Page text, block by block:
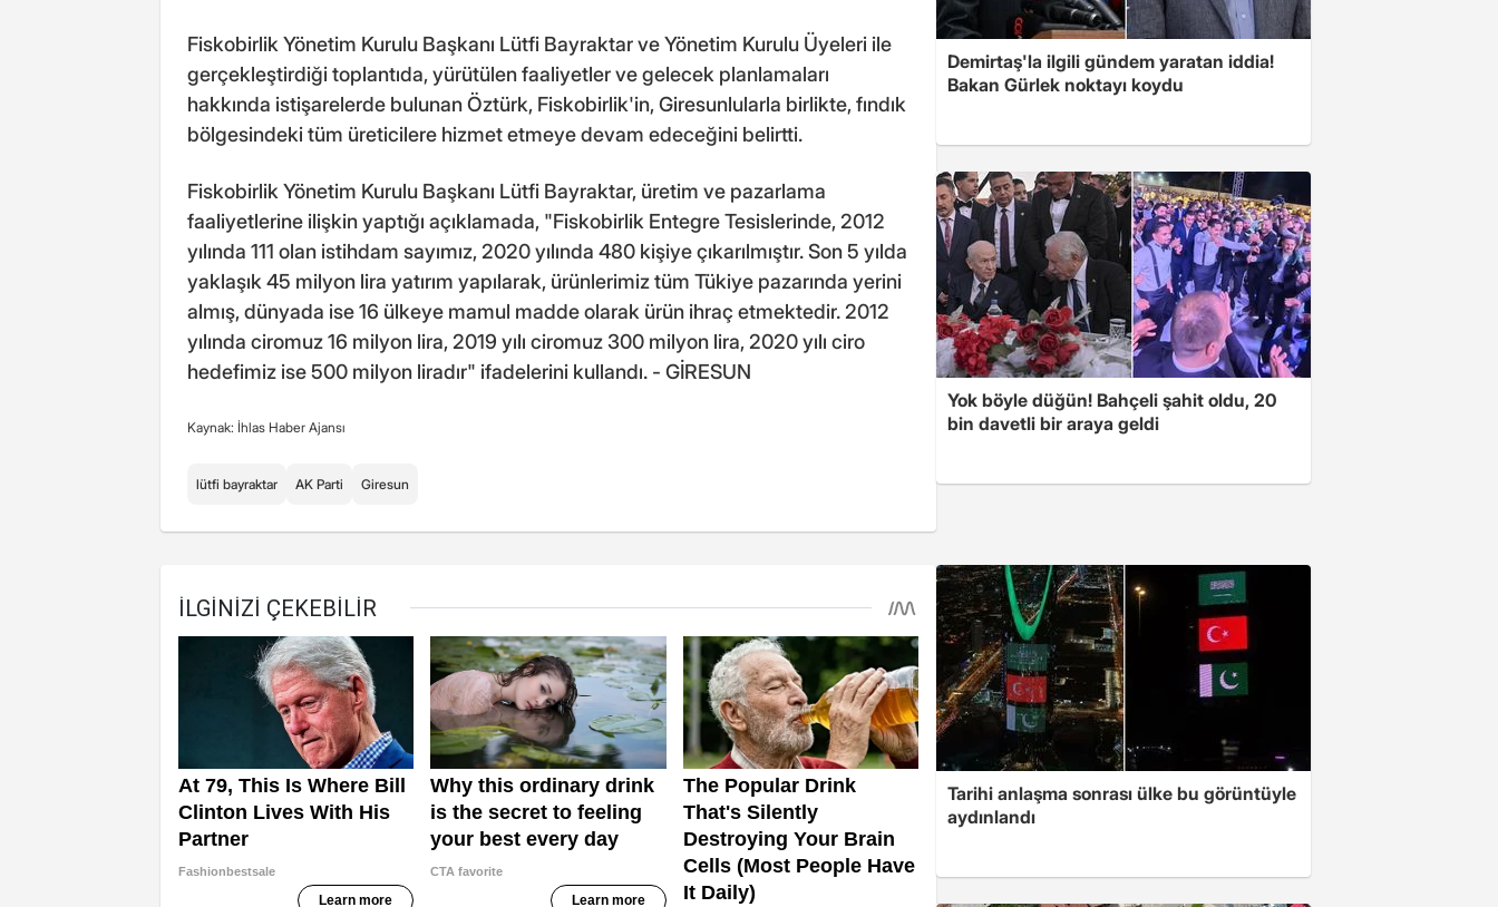
Fiskobirlik Yönetim Kurulu Başkanı Lütfi Bayraktar ve Yönetim Kurulu Üyeleri ile
gerçekleştirdiği toplantıda, yürütülen faaliyetler ve gelecek planlamaları
hakkında istişarelerde bulunan Öztürk, Fiskobirlik'in, Giresunlularla birlikte, fındık
bölgesindeki tüm üreticilere hizmet etmeye devam edeceğini belirtti.
Fiskobirlik Yönetim Kurulu Başkanı Lütfi Bayraktar, üretim ve pazarlama
faaliyetlerine ilişkin yaptığı açıklamada, "Fiskobirlik Entegre Tesislerinde, 2012
yılında 111 olan istihdam sayımız, 2020 yılında 480 kişiye çıkarılmıştır. Son 5 yılda
yaklaşık 45 milyon lira yatırım yapılarak, ürünlerimiz tüm Tükiye pazarında yerini
almış, dünyada ise 16 ülkeye mamul madde olarak ürün ihraç etmektedir. 2012
yılında ciromuz 16 milyon lira, 2019 yılı ciromuz 300 milyon lira, 2020 yılı ciro
hedefimiz ise 500 milyon liradır" ifadelerini kullandı. - GİRESUN
Kaynak: İhlas Haber Ajansı
lütfi bayraktar AK Parti Giresun
Demirtaş'la ilgili gündem yaratan iddia!
Bakan Gürlek noktayı koydu
Yok böyle düğün! Bahçeli şahit oldu, 20
bin davetli bir araya geldi
Tarihi anlaşma sonrası ülke bu görüntüyle
aydınlandı